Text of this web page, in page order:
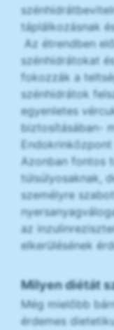
táplálkozásnak
Az étrendben
szénhidrátokat
fokozzák a
szénhidrátok
egyenletes
biztosításában-
Azonban fontos
túlsúlyosaknak,
személyre
az
elkerülésének
Milyen diétát
Még mielőbb
érdemes